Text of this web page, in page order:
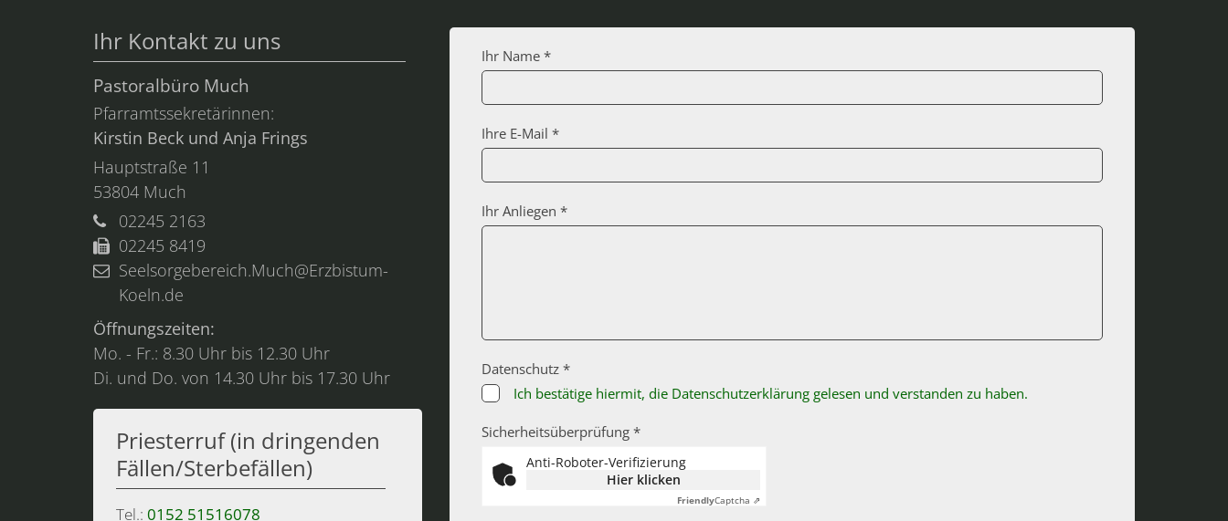
Ihr Name *
Ihre E-Mail *
Ihr Anliegen *
Datenschutz *
Ich bestätige hiermit, die Datenschutzerklärung gelesen und verstanden zu haben.
Sicherheitsüberprüfung *
Anti-Roboter-Verifizierung
Hier klicken
FriendlyCaptcha ⇗
Ihr Kontakt zu uns
Pastoralbüro Much
Pfarramtssekretärinnen:
Kirstin Beck und Anja Frings
Hauptstraße 11
53804 Much
02245 2163
02245 8419
Seelsorgebereich.Much@Erzbistum-
Koeln.de
Öffnungszeiten:
Mo. - Fr.: 8.30 Uhr bis 12.30 Uhr
Di. und Do. von 14.30 Uhr bis 17.30 Uhr
Priesterruf (in dringenden
Fällen/Sterbefällen)
Tel.: 0152 51516078